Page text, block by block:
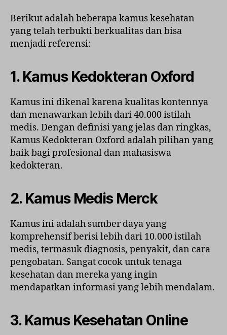
Berikut adalah beberapa kamus kesehatan
yang telah terbukti berkualitas dan bisa
menjadi referensi:
1. Kamus Kedokteran Oxford
Kamus ini dikenal karena kualitas kontennya
dan menawarkan lebih dari 40.000 istilah
medis. Dengan definisi yang jelas dan ringkas,
Kamus Kedokteran Oxford adalah pilihan yang
baik bagi profesional dan mahasiswa
kedokteran.
2. Kamus Medis Merck
Kamus ini adalah sumber daya yang
komprehensif berisi lebih dari 10.000 istilah
medis, termasuk diagnosis, penyakit, dan cara
pengobatan. Sangat cocok untuk tenaga
kesehatan dan mereka yang ingin
mendapatkan informasi yang lebih mendalam.
3. Kamus Kesehatan Online